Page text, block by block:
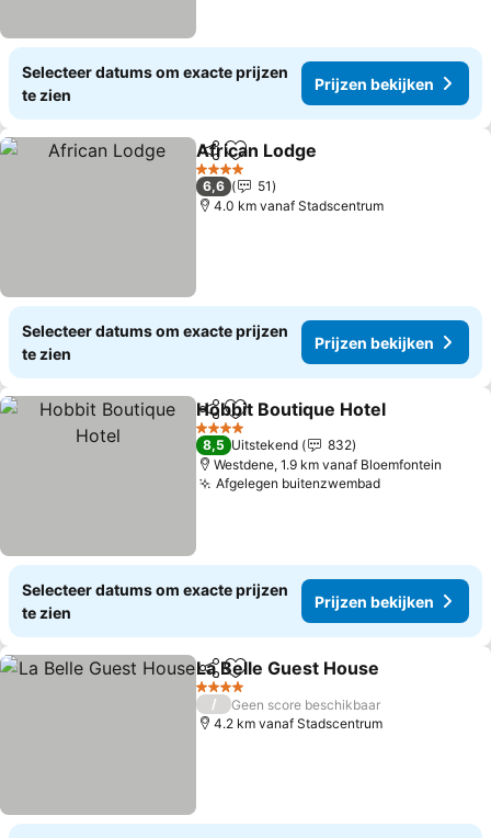
Selecteer datums om exacte prijzen
te zien
Prijzen bekijken
DelenToevoegen aan favorieten
African Lodge
4 Sterren
6,6
51
4.0 km vanaf Stadscentrum
Selecteer datums om exacte prijzen
te zien
Prijzen bekijken
DelenToevoegen aan favorieten
Hobbit Boutique Hotel
4 Sterren
8,5 Uitstekend
832
Westdene, 1.9 km vanaf Bloemfontein
Afgelegen buitenzwembadPrijzen
Selecteer datums om exacte prijzen
te zien
Prijzen bekijken
DelenToevoegen aan favorieten
La Belle Guest House
4 Sterren
/
Geen score beschikbaar
4.2 km vanaf Stadscentrum